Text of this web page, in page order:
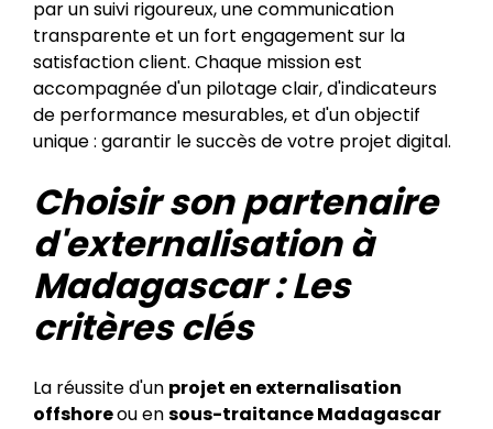
par un suivi rigoureux, une communication
transparente et un fort engagement sur la
satisfaction client. Chaque mission est
accompagnée d'un pilotage clair, d'indicateurs
de performance mesurables, et d'un objectif
unique : garantir le succès de votre projet digital.
Choisir son partenaire
d'externalisation à
Madagascar : Les
critères clés
La réussite d'un projet en externalisation
offshoreou ensous-traitance Madagascar